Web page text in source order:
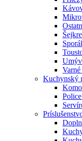
Kuchynský